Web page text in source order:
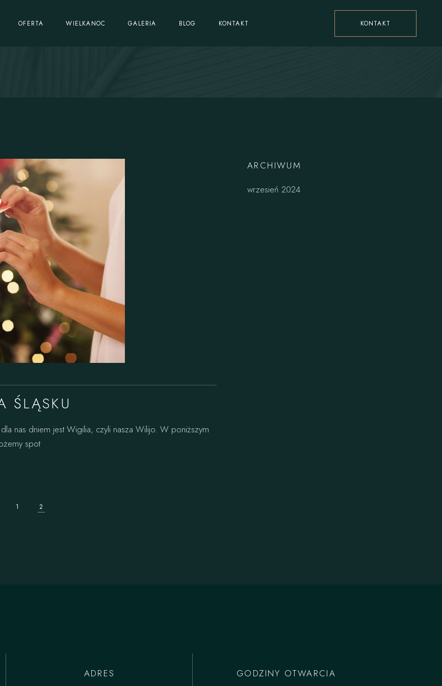
OFERTA WIELKANOC GALERIA BLOG KONTAKT KONTAKT
Imprezy okolicznościowe
ŚLĄSKU
nas dniem jest Wigilia, czyli nasza Wilijo. W poniższym
spot
1 2
ARCHIWUM
wrzesień 2024
ADRES GODZINY OTWARCIA